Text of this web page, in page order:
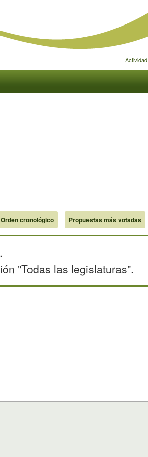
Actividad
Orden cronológico Propuestas más votadas
"Todas las legislaturas".